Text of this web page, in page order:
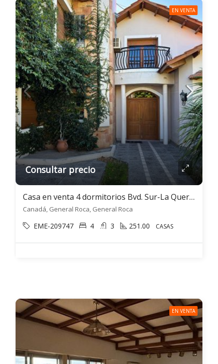
EN VENTA
Consultar precio
Casa en venta 4 dormitorios Bvd. Sur-La Querencia- Gral. Roca
Canadá, General Roca, General Roca
EME-209747 4 3 251.00 CASAS
EN VENTA